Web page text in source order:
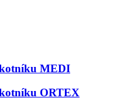
kotníku MEDI
ORTEX